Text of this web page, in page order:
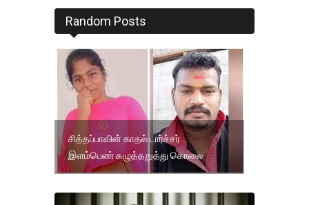
Random Posts
சித்தப்பாவின் காதல் டார்ச்சர்...
இளம்பெண் கழுத்தறுத்து கொலை